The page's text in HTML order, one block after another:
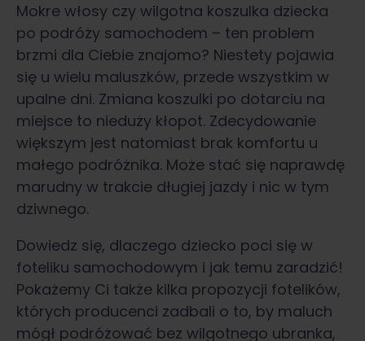
Mokre włosy czy wilgotna koszulka dziecka
po podróży samochodem – ten problem
brzmi dla Ciebie znajomo? Niestety pojawia
się u wielu maluszków, przede wszystkim w
upalne dni. Zmiana koszulki po dotarciu na
miejsce to nieduży kłopot. Zdecydowanie
większym jest natomiast brak komfortu u
małego podróżnika. Może stać się naprawdę
marudny w trakcie długiej jazdy i nic w tym
dziwnego.
Dowiedz się, dlaczego dziecko poci się w
foteliku samochodowym i jak temu zaradzić!
Pokażemy Ci także kilka propozycji fotelików,
których producenci zadbali o to, by maluch
mógł podróżować bez wilgotnego ubranka,